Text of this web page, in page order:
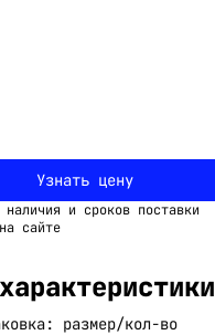
Узнать цену
и сроков поставки
сайте
размер/кол-во